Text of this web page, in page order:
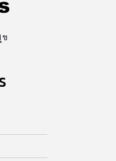
ราจึงมีเทคนิคการสอน
ะ อ่านต่อ >>
ำเสียชีวิต” คลิกหน้า 2